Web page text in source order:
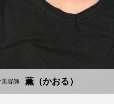
美容師 薫（かおる）